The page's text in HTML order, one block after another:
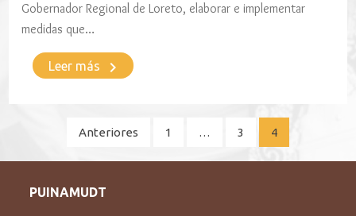
Gobernador Regional de Loreto, elaborar e implementar
medidas que…
Leer más keyboard_arrow_right
Paginación
Anteriores 1 … 3 4
PUINAMUDT